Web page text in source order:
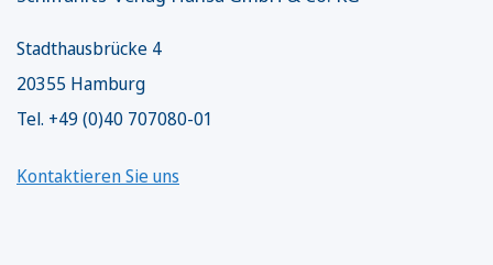
Stadthausbrücke 4
20355 Hamburg
Tel. +49 (0)40 707080-01
Kontaktieren Sie uns